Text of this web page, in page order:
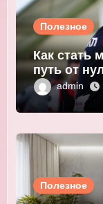
Полезное
Как стать
путь от
admin
Полезное